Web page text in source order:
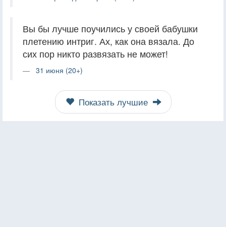
Вы бы лучше поучились у своей бабушки
плетению интриг. Ах, как она вязала. До
сих пор никто развязать не может!
31 июня (20+)
Показать лучшие